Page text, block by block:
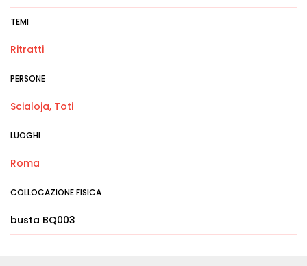
TEMI
Ritratti
PERSONE
Scialoja, Toti
LUOGHI
Roma
COLLOCAZIONE FISICA
busta BQ003